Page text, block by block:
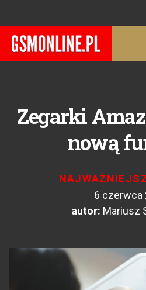
Zegarki
nową
6 czerwca
autor: Mariusz